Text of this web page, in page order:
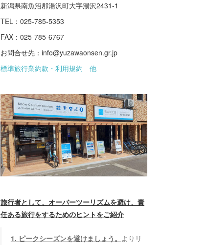
新潟県南魚沼郡湯沢町大字湯沢2431-1
TEL：025-785-5353
FAX：025-785-6767
お問合せ先：info@yuzawaonsen.gr.jp
標準旅行業約款・利用規約 他
旅行者として、オーバーツーリズムを避け、責
任ある旅行をするためのヒントをご紹介
1. ピークシーズンを避けましょう。 よりリ